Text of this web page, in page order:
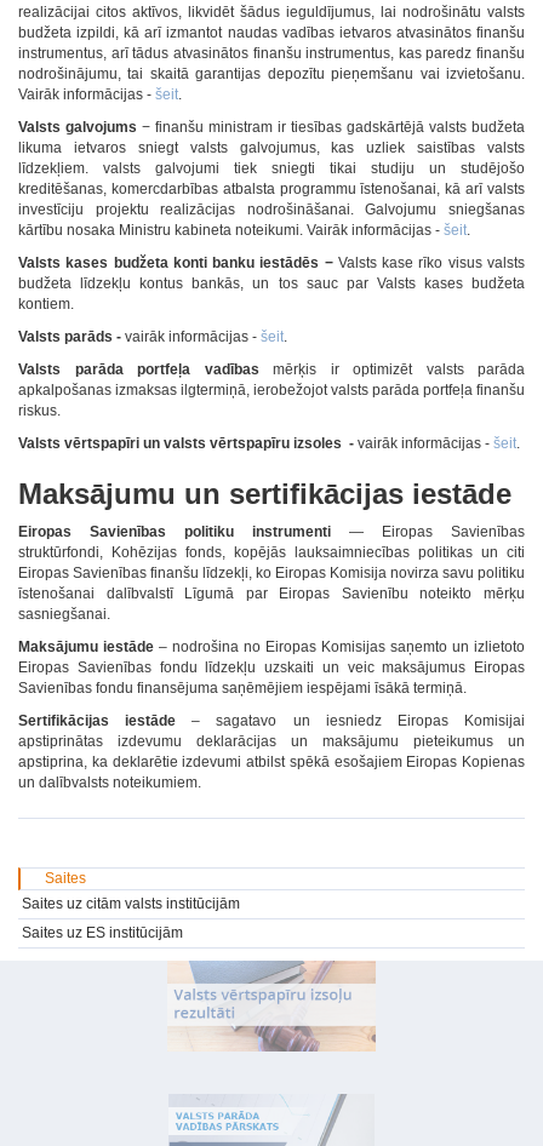
realizācijai citos aktīvos, likvidēt šādus ieguldījumus, lai nodrošinātu valsts
budžeta izpildi, kā arī izmantot naudas vadības ietvaros atvasinātos finanšu
instrumentus, arī tādus atvasinātos finanšu instrumentus, kas paredz finanšu
nodrošinājumu, tai skaitā garantijas depozītu pieņemšanu vai izvietošanu.
Vairāk informācijas - šeit.
Valsts galvojums − finanšu ministram ir tiesības gadskārtējā valsts budžeta
likuma ietvaros sniegt valsts galvojumus, kas uzliek saistības valsts
līdzekļiem. valsts galvojumi tiek sniegti tikai studiju un studējošo
kreditēšanas, komercdarbības atbalsta programmu īstenošanai, kā arī valsts
investīciju projektu realizācijas nodrošināšanai. Galvojumu sniegšanas
kārtību nosaka Ministru kabineta noteikumi. Vairāk informācijas - šeit.
Valsts kases budžeta konti banku iestādēs − Valsts kase rīko visus valsts
budžeta līdzekļu kontus bankās, un tos sauc par Valsts kases budžeta
kontiem.
Valsts parāds - vairāk informācijas - šeit.
Valsts parāda portfeļa vadības mērķis ir optimizēt valsts parāda
apkalpošanas izmaksas ilgtermiņā, ierobežojot valsts parāda portfeļa finanšu
riskus.
Valsts vērtspapīri un valsts vērtspapīru izsoles - vairāk informācijas - šeit.
Maksājumu un sertifikācijas iestāde
Eiropas Savienības politiku instrumenti — Eiropas Savienības
struktūrfondi, Kohēzijas fonds, kopējās lauksaimniecības politikas un citi
Eiropas Savienības finanšu līdzekļi, ko Eiropas Komisija novirza savu politiku
īstenošanai dalībvalstī Līgumā par Eiropas Savienību noteikto mērķu
sasniegšanai.
Maksājumu iestāde – nodrošina no Eiropas Komisijas saņemto un izlietoto
Eiropas Savienības fondu līdzekļu uzskaiti un veic maksājumus Eiropas
Savienības fondu finansējuma saņēmējiem iespējami īsākā termiņā.
Sertifikācijas iestāde– sagatavo un iesniedz Eiropas Komisijai
apstiprinātas izdevumu deklarācijas un maksājumu pieteikumus un
apstiprina, ka deklarētie izdevumi atbilst spēkā esošajiem Eiropas Kopienas
un dalībvalsts noteikumiem.
Saites
Saites uz citām valsts institūcijām
Saites uz ES institūcijām